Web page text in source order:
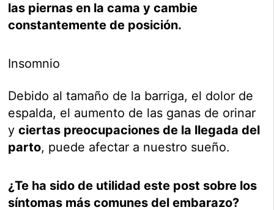
las piernas en la cama y cambie
constantemente de posición.
Insomnio
Debido al tamaño de la barriga, el dolor de
espalda, el aumento de las ganas de orinar
yciertas preocupaciones de la llegada del
parto, puede afectar a nuestro sueño.
¿Te ha sido de utilidad este post sobre los
síntomas más comunes del embarazo?